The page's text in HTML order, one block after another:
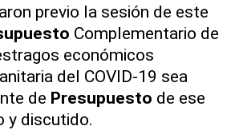
previo la sesión de este
Complementario de
económicos
del COVID-19 sea
de Presupuesto de ese
y discutido.